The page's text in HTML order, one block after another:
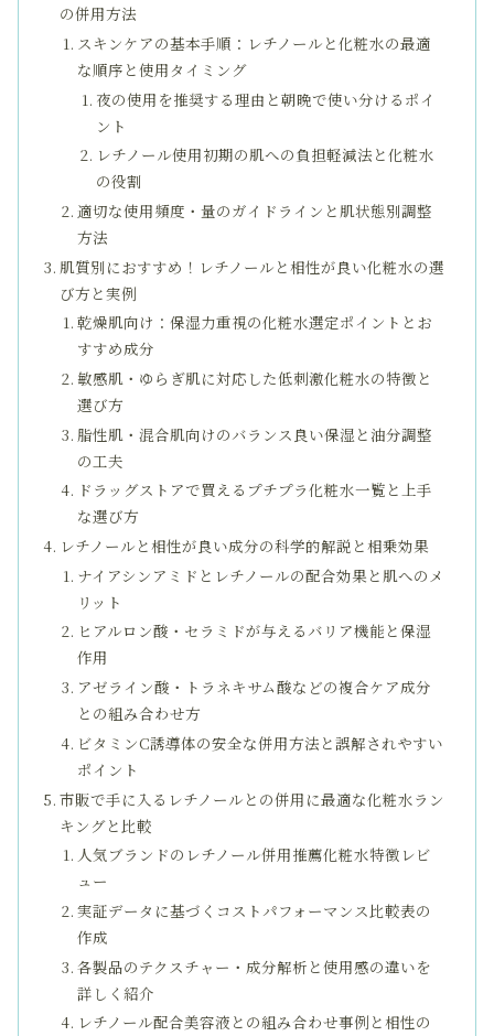
の併用方法
スキンケアの基本手順：レチノールと化粧水の最適
な順序と使用タイミング
夜の使用を推奨する理由と朝晩で使い分けるポイ
ント
レチノール使用初期の肌への負担軽減法と化粧水
の役割
適切な使用頻度・量のガイドラインと肌状態別調整
方法
肌質別におすすめ！レチノールと相性が良い化粧水の選
び方と実例
乾燥肌向け：保湿力重視の化粧水選定ポイントとお
すすめ成分
敏感肌・ゆらぎ肌に対応した低刺激化粧水の特徴と
選び方
脂性肌・混合肌向けのバランス良い保湿と油分調整
の工夫
ドラッグストアで買えるプチプラ化粧水一覧と上手
な選び方
レチノールと相性が良い成分の科学的解説と相乗効果
ナイアシンアミドとレチノールの配合効果と肌へのメ
リット
ヒアルロン酸・セラミドが与えるバリア機能と保湿
作用
アゼライン酸・トラネキサム酸などの複合ケア成分
との組み合わせ方
ビタミンC誘導体の安全な併用方法と誤解されやすい
ポイント
市販で手に入るレチノールとの併用に最適な化粧水ラン
キングと比較
人気ブランドのレチノール併用推薦化粧水特徴レビ
ュー
実証データに基づくコストパフォーマンス比較表の
作成
各製品のテクスチャー・成分解析と使用感の違いを
詳しく紹介
レチノール配合美容液との組み合わせ事例と相性の